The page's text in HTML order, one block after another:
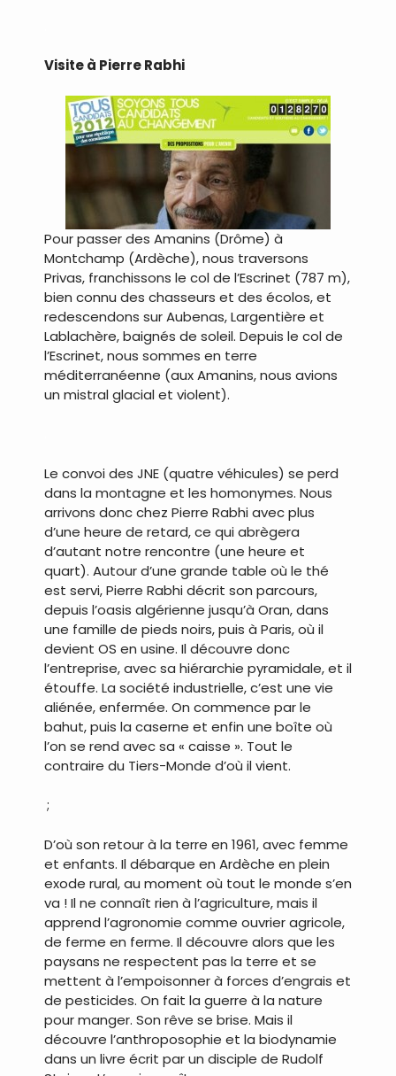
Visite à Pierre Rabhi
Pour passer des Amanins (Drôme) à
Montchamp (Ardèche), nous traversons
Privas, franchissons le col de l’Escrinet (787 m),
bien connu des chasseurs et des écolos, et
redescendons sur Aubenas, Largentière et
Lablachère, baignés de soleil. Depuis le col de
l’Escrinet, nous sommes en terre
méditerranéenne (aux Amanins, nous avions
un mistral glacial et violent).
Le convoi des JNE (quatre véhicules) se perd
dans la montagne et les homonymes. Nous
arrivons donc chez Pierre Rabhi avec plus
d’une heure de retard, ce qui abrègera
d’autant notre rencontre (une heure et
quart). Autour d’une grande table où le thé
est servi, Pierre Rabhi décrit son parcours,
depuis l’oasis algérienne jusqu’à Oran, dans
une famille de pieds noirs, puis à Paris, où il
devient OS en usine. Il découvre donc
l’entreprise, avec sa hiérarchie pyramidale, et il
étouffe. La société industrielle, c’est une vie
aliénée, enfermée. On commence par le
bahut, puis la caserne et enfin une boîte où
l’on se rend avec sa « caisse ». Tout le
contraire du Tiers-Monde d’où il vient.
;
D’où son retour à la terre en 1961, avec femme
et enfants. Il débarque en Ardèche en plein
exode rural, au moment où tout le monde s’en
va ! Il ne connaît rien à l’agriculture, mais il
apprend l’agronomie comme ouvrier agricole,
de ferme en ferme. Il découvre alors que les
paysans ne respectent pas la terre et se
mettent à l’empoisonner à forces d’engrais et
de pesticides. On fait la guerre à la nature
pour manger. Son rêve se brise. Mais il
découvre l’anthroposophie et la biodynamie
dans un livre écrit par un disciple de Rudolf